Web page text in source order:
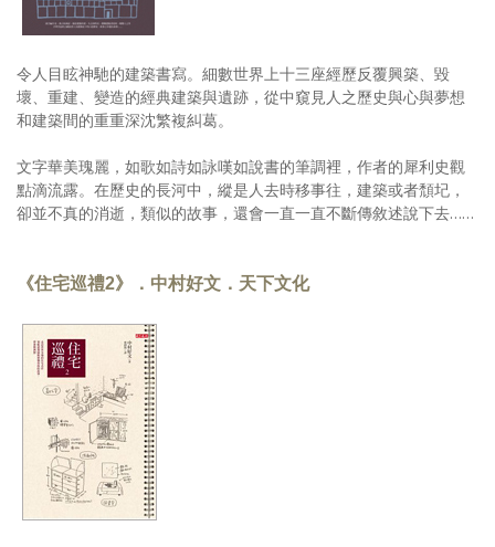
令人目眩神馳的建築書寫。細數世界上十三座經歷反覆興築、毀
壞、重建、變造的經典建築與遺跡，從中窺見人之歷史與心與夢想
和建築間的重重深沈繁複糾葛。
文字華美瑰麗，如歌如詩如詠嘆如說書的筆調裡，作者的犀利史觀
點滴流露。在歷史的長河中，縱是人去時移事往，建築或者頹圮，
卻並不真的消逝，類似的故事，還會一直一直不斷傳敘述說下去……
《住宅巡禮2》．中村好文．天下文化